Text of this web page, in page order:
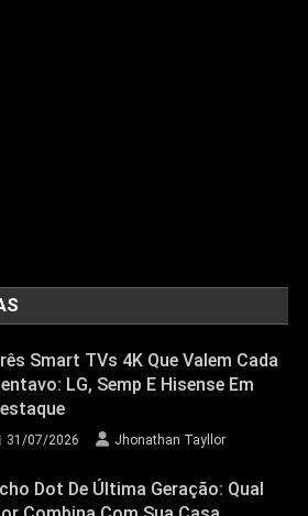
Completo Para
Speaker Ideal Na
Amazon
Smart TVs 4K Que Valem Cada
LG, Semp E Hisense Em
31/07/2026 Jhonathan Tayllor
Dot De Última Geração: Qual